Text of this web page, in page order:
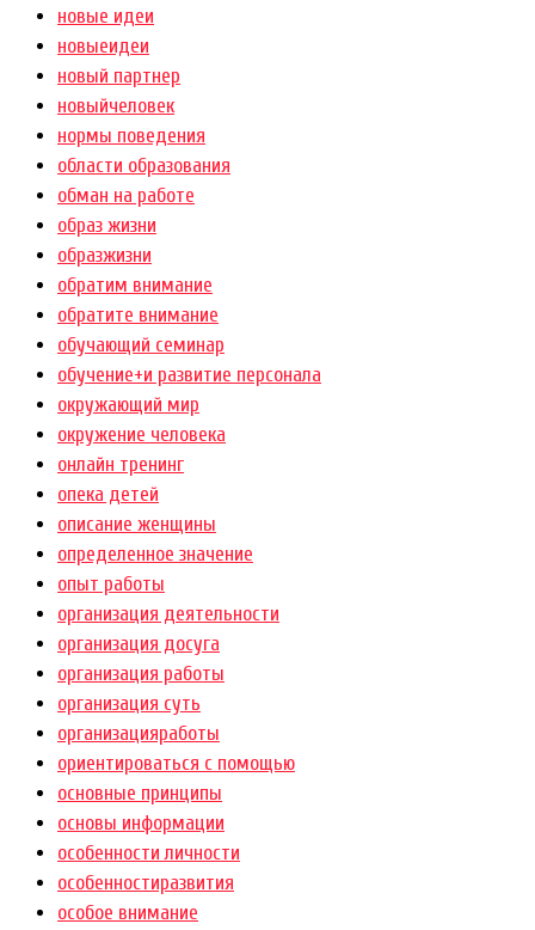
новые идеи
новыеидеи
новый партнер
новыйчеловек
нормы поведения
области образования
обман на работе
образ жизни
образжизни
обратим внимание
обратите внимание
обучающий семинар
обучение+и развитие персонала
окружающий мир
окружение человека
онлайн тренинг
опека детей
описание женщины
определенное значение
опыт работы
организация деятельности
организация досуга
организация работы
организация суть
организацияработы
ориентироваться с помощью
основные принципы
основы информации
особенности личности
особенностиразвития
особое внимание